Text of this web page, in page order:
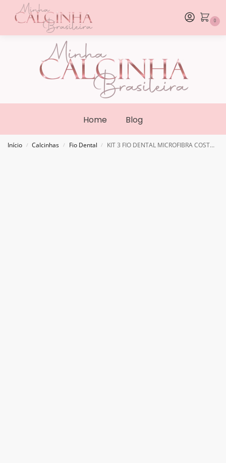
0
Home Blog
Início / Calcinhas / Fio Dental / KIT 3 FIO DENTAL MICROFIBRA COSTA DUPLA ALTA (vermelho, preto, bege)